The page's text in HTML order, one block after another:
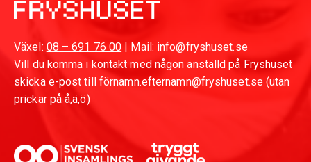
Växel: 08 – 691 76 00 | Mail: info@fryshuset.se
Vill du komma i kontakt med någon anställd på Fryshuset
skicka e-post till förnamn.efternamn@fryshuset.se (utan
prickar på å,ä,ö)